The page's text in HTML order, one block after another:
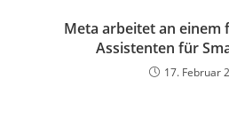
Meta arbeitet an
Assistenten für
17. Februar